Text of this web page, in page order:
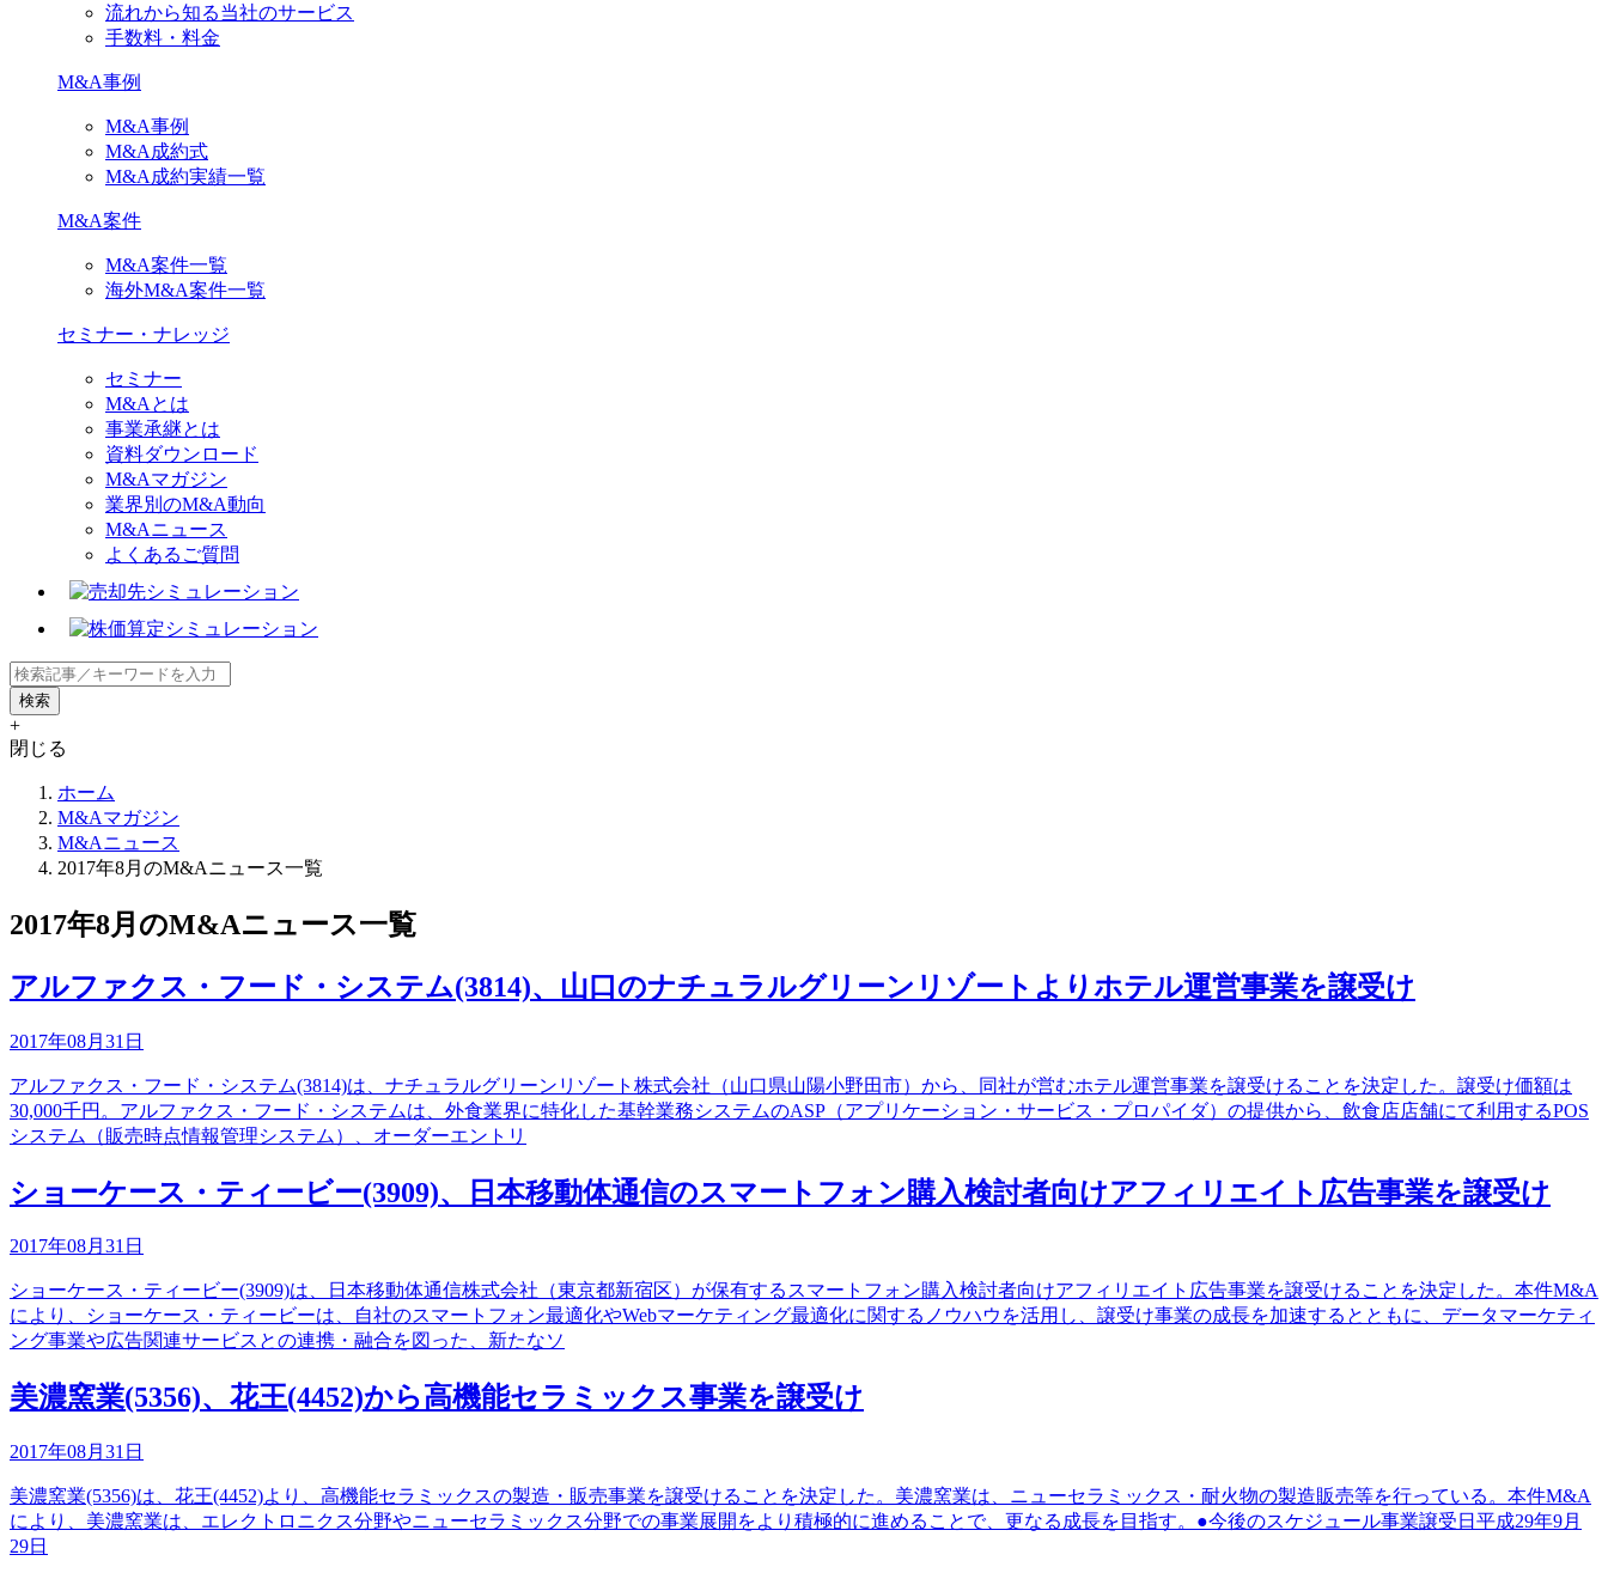
流れから知る当社のサービス
手数料・料金
M&A事例
M&A事例
M&A成約式
M&A成約実績一覧
M&A案件
M&A案件一覧
海外M&A案件一覧
セミナー・ナレッジ
セミナー
M&Aとは
事業承継とは
資料ダウンロード
M&Aマガジン
業界別のM&A動向
M&Aニュース
よくあるご質問
+
閉じる
ホーム
M&Aマガジン
M&Aニュース
2017年8月のM&Aニュース一覧
2017年8月のM&Aニュース一覧
アルファクス・フード・システム(3814)、山口のナチュラルグリーンリゾートよりホテル運営事業を譲受け
2017年08月31日
アルファクス・フード・システム(3814)は、ナチュラルグリーンリゾート株式会社（山口県山陽小野田市）から、同社が営むホテル運営事業を譲受けることを決定した。譲受け価額は
30,000千円。アルファクス・フード・システムは、外食業界に特化した基幹業務システムのASP（アプリケーション・サービス・プロパイダ）の提供から、飲食店店舗にて利用するPOS
システム（販売時点情報管理システム）、オーダーエントリ
ショーケース・ティービー(3909)、日本移動体通信のスマートフォン購入検討者向けアフィリエイト広告事業を譲受け
2017年08月31日
ショーケース・ティービー(3909)は、日本移動体通信株式会社（東京都新宿区）が保有するスマートフォン購入検討者向けアフィリエイト広告事業を譲受けることを決定した。本件M&A
により、ショーケース・ティービーは、自社のスマートフォン最適化やWebマーケティング最適化に関するノウハウを活用し、譲受け事業の成長を加速するとともに、データマーケティ
ング事業や広告関連サービスとの連携・融合を図った、新たなソ
美濃窯業(5356)、花王(4452)から高機能セラミックス事業を譲受け
2017年08月31日
美濃窯業(5356)は、花王(4452)より、高機能セラミックスの製造・販売事業を譲受けることを決定した。美濃窯業は、ニューセラミックス・耐火物の製造販売等を行っている。本件M&A
により、美濃窯業は、エレクトロニクス分野やニューセラミックス分野での事業展開をより積極的に進めることで、更なる成長を目指す。●今後のスケジュール事業譲受日平成29年9月
29日